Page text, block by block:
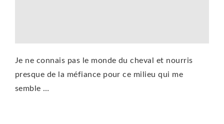
Je ne connais pas le monde du cheval et nourris
presque de la méfiance pour ce milieu qui me
semble …